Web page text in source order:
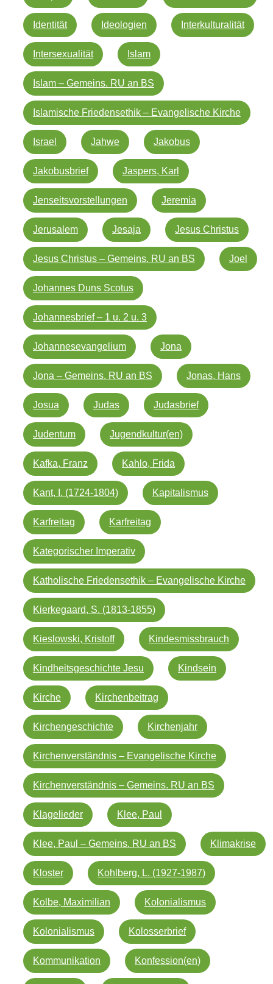
Identität Ideologien Interkulturalität
Intersexualität Islam
Islam – Gemeins. RU an BS
Islamische Friedensethik – Evangelische Kirche
Israel Jahwe Jakobus
Jakobusbrief Jaspers, Karl
Jenseitsvorstellungen Jeremia
Jerusalem Jesaja Jesus Christus
Jesus Christus – Gemeins. RU an BS Joel
Johannes Duns Scotus
Johannesbrief – 1 u. 2 u. 3
Johannesevangelium Jona
Jona – Gemeins. RU an BS Jonas, Hans
Josua Judas Judasbrief
Judentum Jugendkultur(en)
Kafka, Franz Kahlo, Frida
Kant, I. (1724-1804) Kapitalismus
Karfreitag Karfreitag
Kategorischer Imperativ
Katholische Friedensethik – Evangelische Kirche
Kierkegaard, S. (1813-1855)
Kieslowski, Kristoff Kindesmissbrauch
Kindheitsgeschichte Jesu Kindsein
Kirche Kirchenbeitrag
Kirchengeschichte Kirchenjahr
Kirchenverständnis – Evangelische Kirche
Kirchenverständnis – Gemeins. RU an BS
Klagelieder Klee, Paul
Klee, Paul – Gemeins. RU an BS Klimakrise
Kloster Kohlberg, L. (1927-1987)
Kolbe, Maximilian Kolonialismus
Kolonialismus Kolosserbrief
Kommunikation Konfession(en)